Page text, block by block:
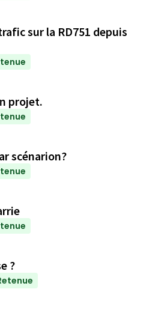
sur la RD751 depuis
projet.
scénarion?
?